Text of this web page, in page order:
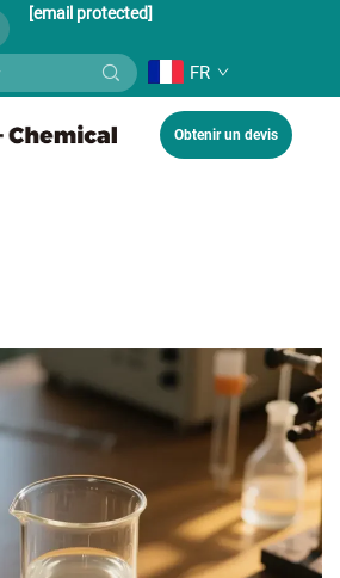
[email protected]
FR
Obtenir un devis